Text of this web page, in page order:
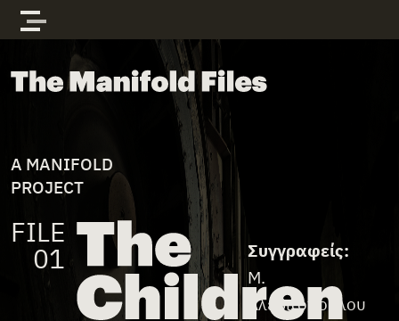
Skip to content
The Manifold Files
A MANIFOLD
PROJECT
FILE
01 File Credits
Συγγραφείς:
Μ.
Αλεβιζοπούλου